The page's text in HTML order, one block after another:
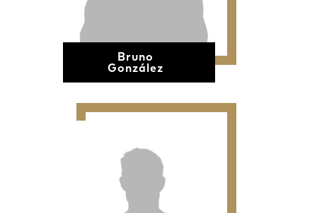
Bruno
González